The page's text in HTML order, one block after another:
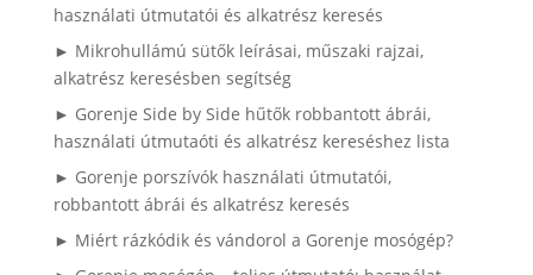
használati útmutatói és alkatrész keresés
► Mikrohullámú sütők leírásai, műszaki rajzai,
alkatrész keresésben segítség
► Gorenje Side by Side hűtők robbantott ábrái,
használati útmutaóti és alkatrész kereséshez lista
► Gorenje porszívók használati útmutatói,
robbantott ábrái és alkatrész keresés
► Miért rázkódik és vándorol a Gorenje mosógép?